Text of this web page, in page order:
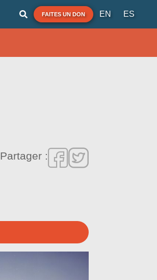
FAITES UN DON EN ES
Partager :